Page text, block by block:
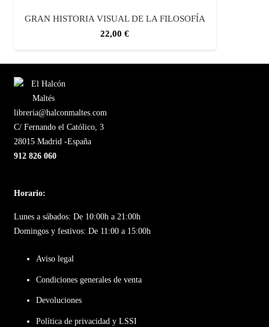
GRAN HISTORIA VISUAL DE LA FILOSOFÍA
22,00 €
libreria@halconmaltes.com
C/ Fernando el Católico, 3
28015 Madrid -España
912 826 060
Horario:
Lunes a sábados: De 10:00h a 21:00h
Domingos y festivos: De 11:00 a 15:00h
Aviso legal
Condiciones generales de venta
Devoluciones
Política de privacidad y LSSI